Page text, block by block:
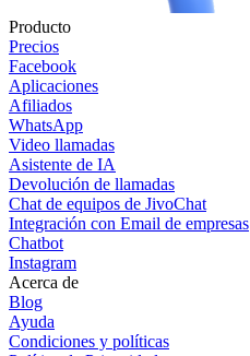
Producto
Precios
Facebook
Aplicaciones
Afiliados
WhatsApp
Video llamadas
Asistente de IA
Devolución de llamadas
Chat de equipos de JivoChat
Integración con Email de empresas
Chatbot
Instagram
Acerca de
Blog
Ayuda
Condiciones y políticas